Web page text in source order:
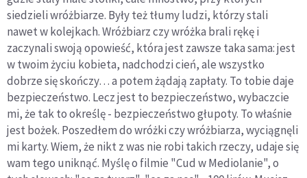
siedzieli wróżbiarze. Były też tłumy ludzi, którzy stali
nawet w kolejkach. Wróżbiarz czy wróżka brali rękę i
zaczynali swoją opowieść, która jest zawsze taka sama: jest
w twoim życiu kobieta, nadchodzi cień, ale wszystko
dobrze się skończy… a potem żądają zapłaty. To tobie daje
bezpieczeństwo. Lecz jest to bezpieczeństwo, wybaczcie
mi, że tak to określę - bezpieczeństwo głupoty. To właśnie
jest bożek. Poszedłem do wróżki czy wróżbiarza, wyciągnęli
mi karty. Wiem, że nikt z was nie robi takich rzeczy, udaje się
wam tego uniknąć. Myślę o filmie "Cud w Mediolanie", o